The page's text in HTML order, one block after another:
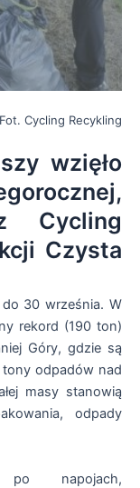
Fot. Cycling Recykling
wzięło
Cycling
Czysta
do 30 września. W
rekord (190 ton)
Góry, gdzie są
tony odpadów nad
masy stanowią
odpady
po napojach,